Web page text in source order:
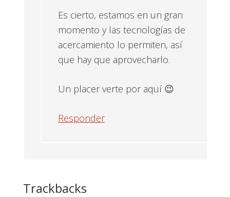
Es cierto, estamos en un gran
momento y las tecnologías de
acercamiento lo permiten, así
que hay que aprovecharlo.
Un placer verte por aquí 😉
Responder
Trackbacks